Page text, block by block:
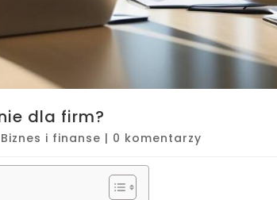
dla firm?
Biznes i finanse | 0 komentarzy